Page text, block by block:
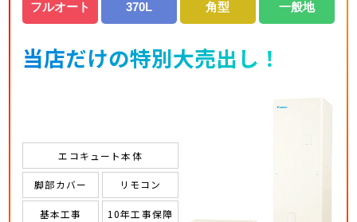
フルオート 370L 角型 一般地
当店だけの特別大売出し！
エコキュート本体
脚部カバー リモコン
基本工事 10年工事保障